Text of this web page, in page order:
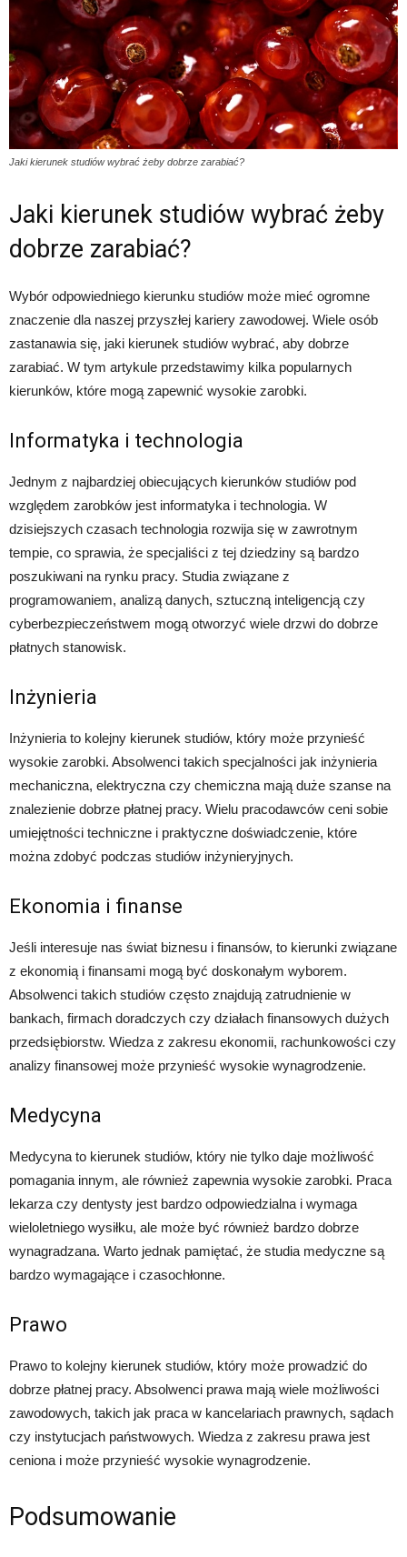
Jaki kierunek studiów wybrać żeby dobrze zarabiać?
Jaki kierunek studiów wybrać żeby
dobrze zarabiać?
Wybór odpowiedniego kierunku studiów może mieć ogromne
znaczenie dla naszej przyszłej kariery zawodowej. Wiele osób
zastanawia się, jaki kierunek studiów wybrać, aby dobrze
zarabiać. W tym artykule przedstawimy kilka popularnych
kierunków, które mogą zapewnić wysokie zarobki.
Informatyka i technologia
Jednym z najbardziej obiecujących kierunków studiów pod
względem zarobków jest informatyka i technologia. W
dzisiejszych czasach technologia rozwija się w zawrotnym
tempie, co sprawia, że specjaliści z tej dziedziny są bardzo
poszukiwani na rynku pracy. Studia związane z
programowaniem, analizą danych, sztuczną inteligencją czy
cyberbezpieczeństwem mogą otworzyć wiele drzwi do dobrze
płatnych stanowisk.
Inżynieria
Inżynieria to kolejny kierunek studiów, który może przynieść
wysokie zarobki. Absolwenci takich specjalności jak inżynieria
mechaniczna, elektryczna czy chemiczna mają duże szanse na
znalezienie dobrze płatnej pracy. Wielu pracodawców ceni sobie
umiejętności techniczne i praktyczne doświadczenie, które
można zdobyć podczas studiów inżynieryjnych.
Ekonomia i finanse
Jeśli interesuje nas świat biznesu i finansów, to kierunki związane
z ekonomią i finansami mogą być doskonałym wyborem.
Absolwenci takich studiów często znajdują zatrudnienie w
bankach, firmach doradczych czy działach finansowych dużych
przedsiębiorstw. Wiedza z zakresu ekonomii, rachunkowości czy
analizy finansowej może przynieść wysokie wynagrodzenie.
Medycyna
Medycyna to kierunek studiów, który nie tylko daje możliwość
pomagania innym, ale również zapewnia wysokie zarobki. Praca
lekarza czy dentysty jest bardzo odpowiedzialna i wymaga
wieloletniego wysiłku, ale może być również bardzo dobrze
wynagradzana. Warto jednak pamiętać, że studia medyczne są
bardzo wymagające i czasochłonne.
Prawo
Prawo to kolejny kierunek studiów, który może prowadzić do
dobrze płatnej pracy. Absolwenci prawa mają wiele możliwości
zawodowych, takich jak praca w kancelariach prawnych, sądach
czy instytucjach państwowych. Wiedza z zakresu prawa jest
ceniona i może przynieść wysokie wynagrodzenie.
Podsumowanie